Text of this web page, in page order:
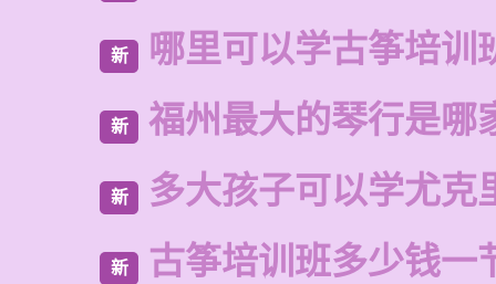
新 哪里可以学古筝培训
新 福州最大的琴行是哪
新 多大孩子可以学尤克
新 古筝培训班多少钱一